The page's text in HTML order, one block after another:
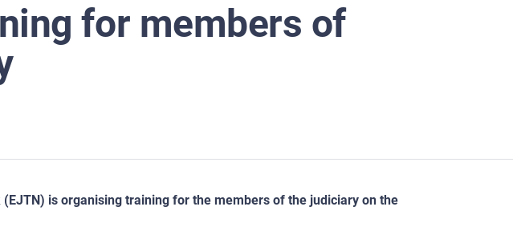
for members of
is organising training for the members of the judiciary on the